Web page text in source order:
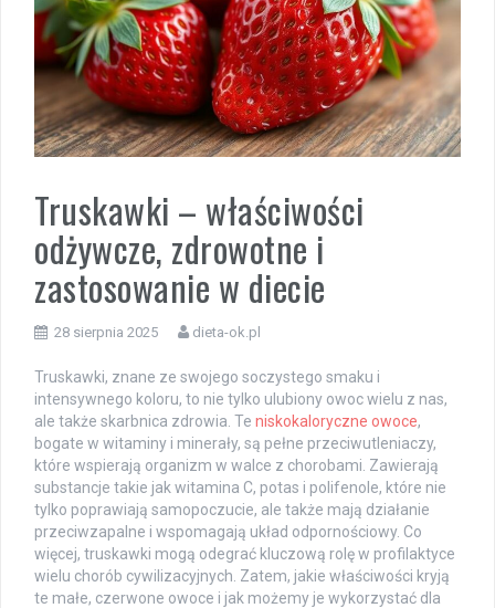
Truskawki – właściwości
odżywcze, zdrowotne i
zastosowanie w diecie
28 sierpnia 2025 dieta-ok.pl
Truskawki, znane ze swojego soczystego smaku i
intensywnego koloru, to nie tylko ulubiony owoc wielu z nas,
ale także skarbnica zdrowia. Te niskokaloryczne owoce,
bogate w witaminy i minerały, są pełne przeciwutleniaczy,
które wspierają organizm w walce z chorobami. Zawierają
substancje takie jak witamina C, potas i polifenole, które nie
tylko poprawiają samopoczucie, ale także mają działanie
przeciwzapalne i wspomagają układ odpornościowy. Co
więcej, truskawki mogą odegrać kluczową rolę w profilaktyce
wielu chorób cywilizacyjnych. Zatem, jakie właściwości kryją
te małe, czerwone owoce i jak możemy je wykorzystać dla